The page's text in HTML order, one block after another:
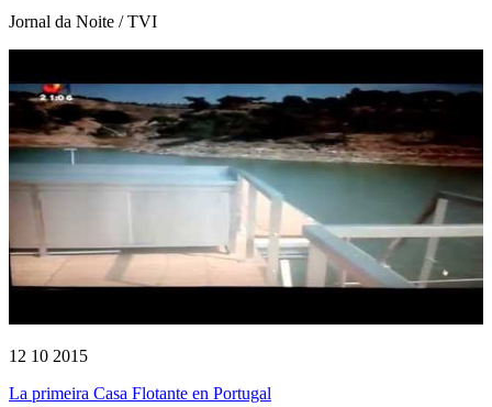
Jornal da Noite / TVI
12 10 2015
La primeira Casa Flotante en Portugal